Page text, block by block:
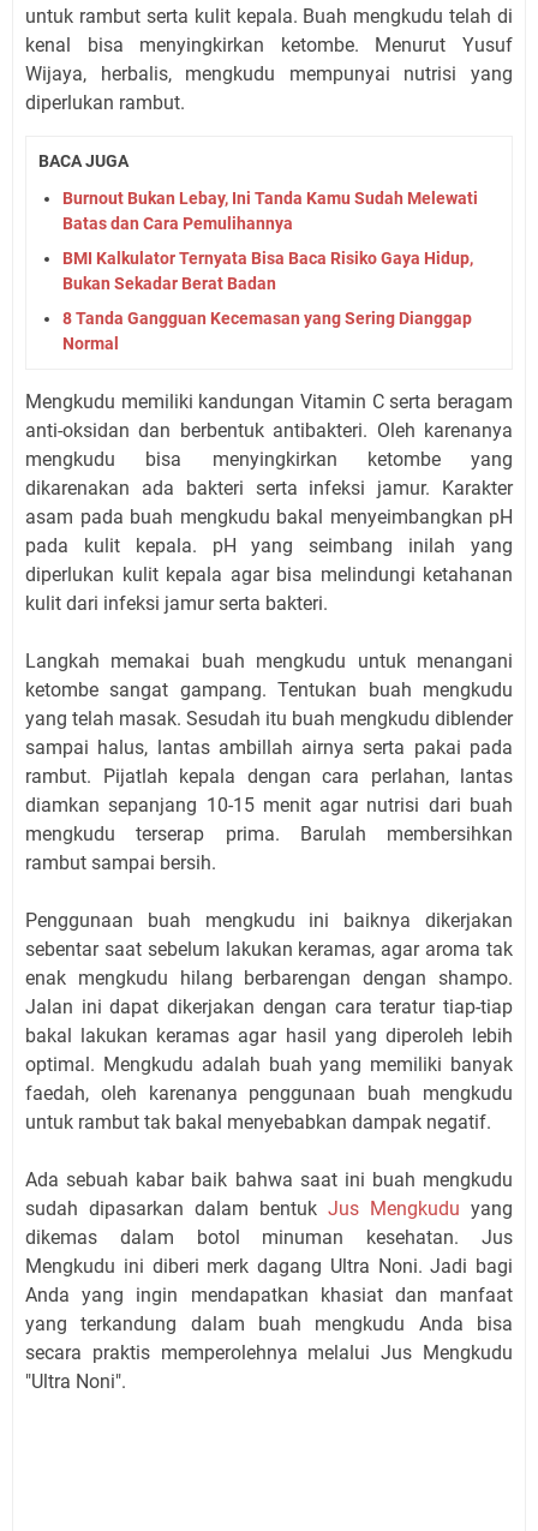
untuk rambut serta kulit kepala. Buah mengkudu telah di
kenal bisa menyingkirkan ketombe. Menurut Yusuf
Wijaya, herbalis, mengkudu mempunyai nutrisi yang
diperlukan rambut.
BACA JUGA
Burnout Bukan Lebay, Ini Tanda Kamu Sudah Melewati
Batas dan Cara Pemulihannya
BMI Kalkulator Ternyata Bisa Baca Risiko Gaya Hidup,
Bukan Sekadar Berat Badan
8 Tanda Gangguan Kecemasan yang Sering Dianggap
Normal
Mengkudu memiliki kandungan Vitamin C serta beragam
anti-oksidan dan berbentuk antibakteri. Oleh karenanya
mengkudu bisa menyingkirkan ketombe yang
dikarenakan ada bakteri serta infeksi jamur. Karakter
asam pada buah mengkudu bakal menyeimbangkan pH
pada kulit kepala. pH yang seimbang inilah yang
diperlukan kulit kepala agar bisa melindungi ketahanan
kulit dari infeksi jamur serta bakteri.
Langkah memakai buah mengkudu untuk menangani
ketombe sangat gampang. Tentukan buah mengkudu
yang telah masak. Sesudah itu buah mengkudu diblender
sampai halus, lantas ambillah airnya serta pakai pada
rambut. Pijatlah kepala dengan cara perlahan, lantas
diamkan sepanjang 10-15 menit agar nutrisi dari buah
mengkudu terserap prima. Barulah membersihkan
rambut sampai bersih.
Penggunaan buah mengkudu ini baiknya dikerjakan
sebentar saat sebelum lakukan keramas, agar aroma tak
enak mengkudu hilang berbarengan dengan shampo.
Jalan ini dapat dikerjakan dengan cara teratur tiap-tiap
bakal lakukan keramas agar hasil yang diperoleh lebih
optimal. Mengkudu adalah buah yang memiliki banyak
faedah, oleh karenanya penggunaan buah mengkudu
untuk rambut tak bakal menyebabkan dampak negatif.
Ada sebuah kabar baik bahwa saat ini buah mengkudu
sudah dipasarkan dalam bentuk Jus Mengkudu yang
dikemas dalam botol minuman kesehatan. Jus
Mengkudu ini diberi merk dagang Ultra Noni. Jadi bagi
Anda yang ingin mendapatkan khasiat dan manfaat
yang terkandung dalam buah mengkudu Anda bisa
secara praktis memperolehnya melalui Jus Mengkudu
"Ultra Noni".